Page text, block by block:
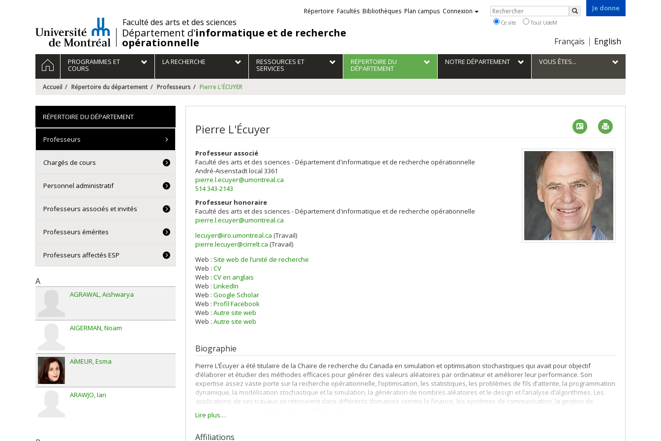
/Faculté des arts et des sciences
Département d'informatique et de recherche
opérationnelle
Je donne
Choix
la
langue
Français English
Liens
externes
Répertoire Facultés Bibliothèques Plan campus Connexion Rechercher
Rechercher
Ce site Tout UdeM
Navigation
principale
ACCUEILPROGRAMMES ET
COURS
LA RECHERCHE RESSOURCES ET
SERVICES
RÉPERTOIRE DU
DÉPARTEMENT
NOTRE DÉPARTEMENT VOUS ÊTES...
Accueil Répertoire du département Professeurs Pierre L'ÉCUYER
Pierre L'Écuyer Vcard
Professeur associé
Faculté des arts et des sciences - Département d'informatique et de recherche opérationnelle
André-Aisenstadtlocal 3361
pierre.l.ecuyer@umontreal.ca
514 343-2143
Professeur honoraire
Faculté des arts et des sciences - Département d'informatique et de recherche opérationnelle
pierre.l.ecuyer@umontreal.ca
Courriels
lecuyer@iro.umontreal.ca (Travail)
pierre.lecuyer@cirrelt.ca (Travail)
Web : Site web de l’unité de recherche
Web : CV
Web : CV en anglais
Web : LinkedIn
Web : Google Scholar
Web : Profil Facebook
Web : Autre site web
Web : Autre site web
Biographie
Pierre L’Écuyer a été titulaire de la Chaire de recherche du Canada en simulation et optimisation stochastiques qui avait pour objectif
d’élaborer et étudier des méthodes efficaces pour générer des valeurs aléatoires par ordinateur et améliorer leur performance. Son
expertise assez vaste porte sur la recherche opérationnelle, l’optimisation, les statistiques, les problèmes de fils d’attente, la programmation
dynamique, la modélisation stochastique et la simulation, la génération de nombres aléatoires et le design et l’analyse d’algorithmes. Les
applications de ses travaux se retrouvent dans différents domaines comme la finance, les systèmes de communication, la gestion de
recherche opérationnelle de l’Université de Montréal. Il est professeur au département d’informatique et de recherche opérationnelle de
Lire plus…
Affiliations
RÉPERTOIRE DU DÉPARTEMENT
Professeurs
Chargés de cours
Personnel administratif
Professeurs associés et invités
Professeurs émérites
Professeurs affectés ESP
A
AGRAWAL Aishwarya
AIGERMAN Noam
AÏMEUR Esma
ARAWJO Ian